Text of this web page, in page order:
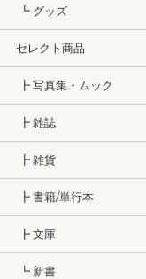
┗ グッズ
セレクト商品
┣ 写真集・ムック
┣ 雑誌
┣ 雑貨
┣ 書籍/単行本
┣ 文庫
┗ 新書